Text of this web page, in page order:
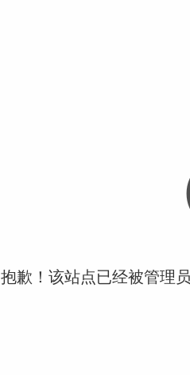
抱歉！该站点已经被管理